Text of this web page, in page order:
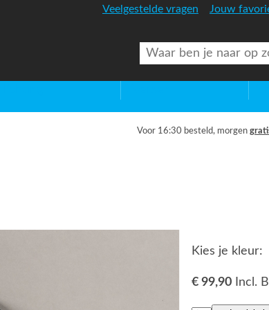
Veelgestelde vragen Jouw
Voor 16:30 besteld, morgen
Kies je kleur:
€ 99,90 Incl.